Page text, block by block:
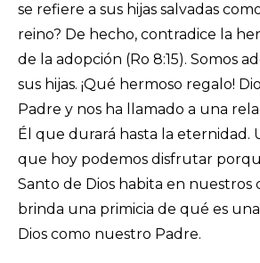
se refiere a sus hijas salvadas
reino? De hecho, contradice la
de la adopción (Ro 8:15). Somos
sus hijas. ¡Qué hermoso regalo!
Padre y nos ha llamado a una
Él que durará hasta la eternidad.
que hoy podemos disfrutar
Santo de Dios habita en nuestros
brinda una primicia de qué es
Dios como nuestro Padre.